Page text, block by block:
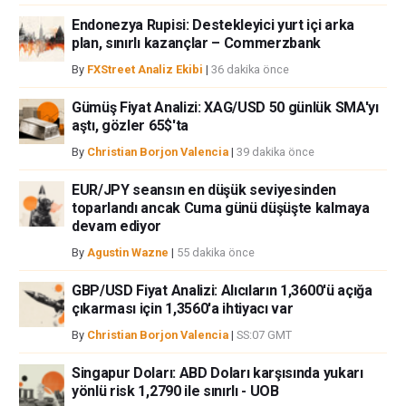
Endonezya Rupisi: Destekleyici yurt içi arka
plan, sınırlı kazançlar – Commerzbank
By FXStreet Analiz Ekibi | 36 dakika önce
Gümüş Fiyat Analizi: XAG/USD 50 günlük SMA'yı
aştı, gözler 65$'ta
By Christian Borjon Valencia | 39 dakika önce
EUR/JPY seansın en düşük seviyesinden
toparlandı ancak Cuma günü düşüşte kalmaya
devam ediyor
By Agustin Wazne | 55 dakika önce
GBP/USD Fiyat Analizi: Alıcıların 1,3600'ü açığa
çıkarması için 1,3560'a ihtiyacı var
By Christian Borjon Valencia | SS:07 GMT
Singapur Doları: ABD Doları karşısında yukarı
yönlü risk 1,2790 ile sınırlı - UOB